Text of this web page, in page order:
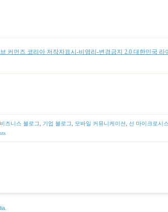
커먼즈 코리아 저작자표시-비영리-변경금지 2.0 대한민국 라
즈니스 블로그 기업 블로그 모바일 커뮤니케이션 선 마이크로시